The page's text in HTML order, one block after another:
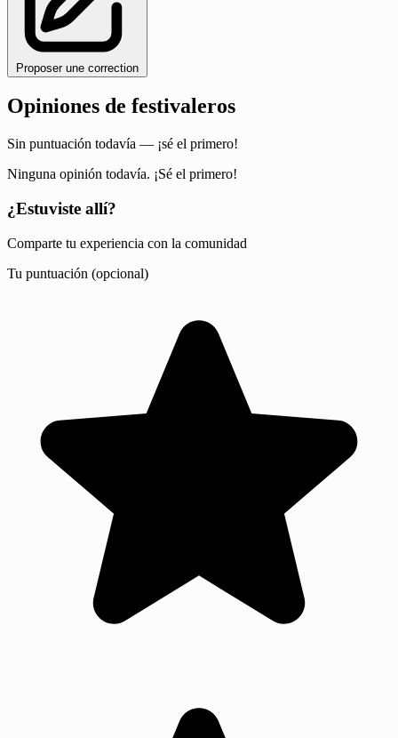
Proposer une correction
Opiniones de festivaleros
Sin puntuación todavía — ¡sé el primero!
Ninguna opinión todavía. ¡Sé el primero!
¿Estuviste allí?
Comparte tu experiencia con la comunidad
Tu puntuación (opcional)